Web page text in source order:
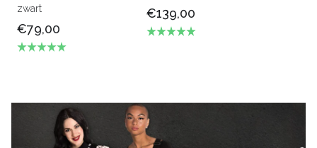
zwart
€79,00
€139,00